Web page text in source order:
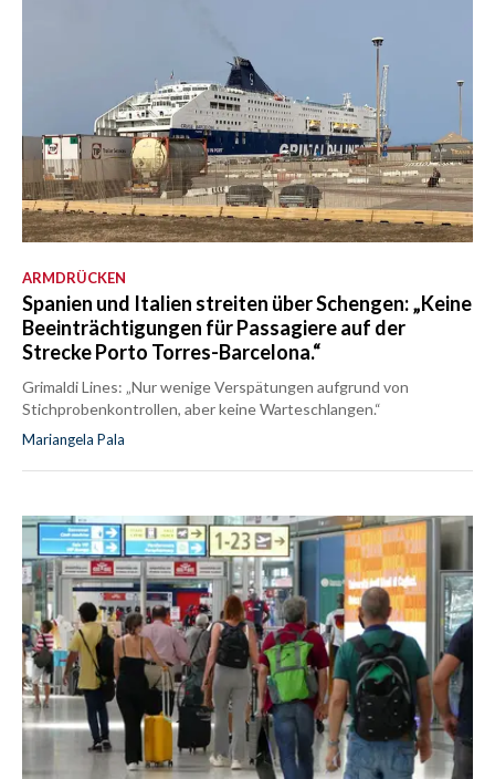
ARMDRÜCKEN
Spanien und Italien streiten über Schengen: „Keine
Beeinträchtigungen für Passagiere auf der
Strecke Porto Torres-Barcelona.“
Grimaldi Lines: „Nur wenige Verspätungen aufgrund von
Stichprobenkontrollen, aber keine Warteschlangen.“
Mariangela Pala